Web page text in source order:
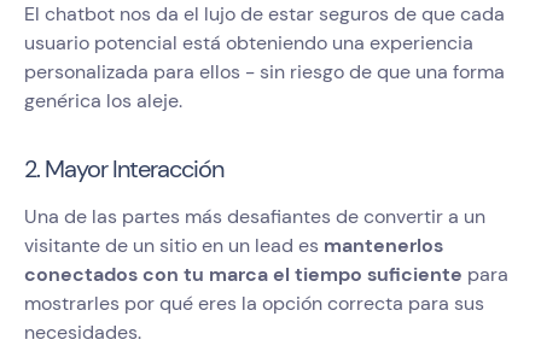
El chatbot nos da el lujo de estar seguros de que cada
usuario potencial está obteniendo una experiencia
personalizada para ellos - sin riesgo de que una forma
genérica los aleje.
2. Mayor Interacción
Una de las partes más desafiantes de convertir a un
visitante de un sitio en un lead es mantenerlos
conectados con tu marca el tiempo suficiente para
mostrarles por qué eres la opción correcta para sus
necesidades.